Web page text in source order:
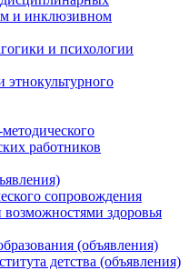
и инклюзивном
и психологии
этнокультурного
работников
сопровождения
здоровья
(объявления)
детства (объявления)